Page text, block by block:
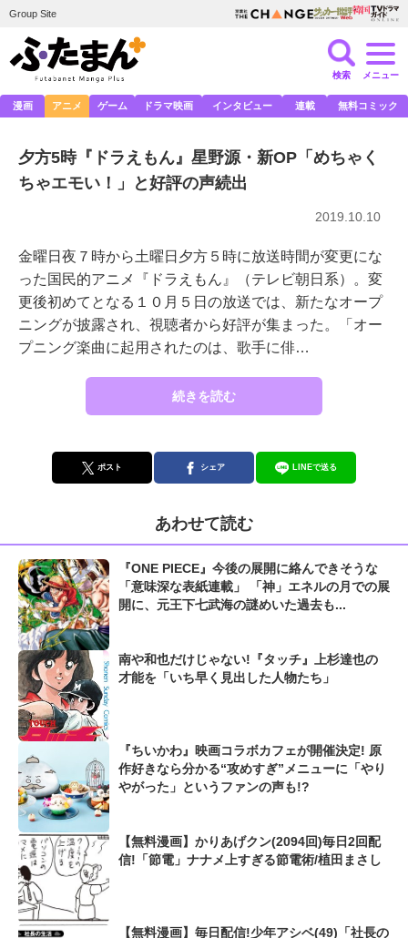
Group Site
検索 メニュー
漫画 アニメ ゲーム ドラマ映画 インタビュー 連載 無料コミック
夕方5時『ドラえもん』星野源・新OP「めちゃく
ちゃエモい！」と好評の声続出
2019.10.10
金曜日夜７時から土曜日夕方５時に放送時間が変更にな
った国民的アニメ『ドラえもん』（テレビ朝日系）。変
更後初めてとなる１０月５日の放送では、新たなオープ
ニングが披露され、視聴者から好評が集まった。「オー
プニング楽曲に起用されたのは、歌手に俳…
続きを読む
ポスト シェア LINEで送る
あわせて読む
『ONE PIECE』今後の展開に絡んできそうな
「意味深な表紙連載」 「神」エネルの月での展
開に、元王下七武海の謎めいた過去も...
南や和也だけじゃない!『タッチ』上杉達也の
才能を「いち早く見出した人物たち」
『ちいかわ』映画コラボカフェが開催決定! 原
作好きなら分かる“攻めすぎ”メニューに「やり
やがった」というファンの声も!?
【無料漫画】かりあげクン(2094回)毎日2回配
信!「節電」ナナメ上すぎる節電術/植田まさし
【無料漫画】毎日配信!少年アシベ(49)「社長の